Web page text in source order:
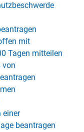
mit
Tagen mitteilen
von
einer
beantragen